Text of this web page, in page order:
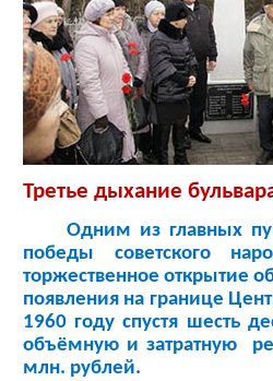
Третье дыхание
Одним из главных
победы советского
торжественное открытие
появления на границе
1960 году спустя шесть
объёмную и затратную
млн. рублей.